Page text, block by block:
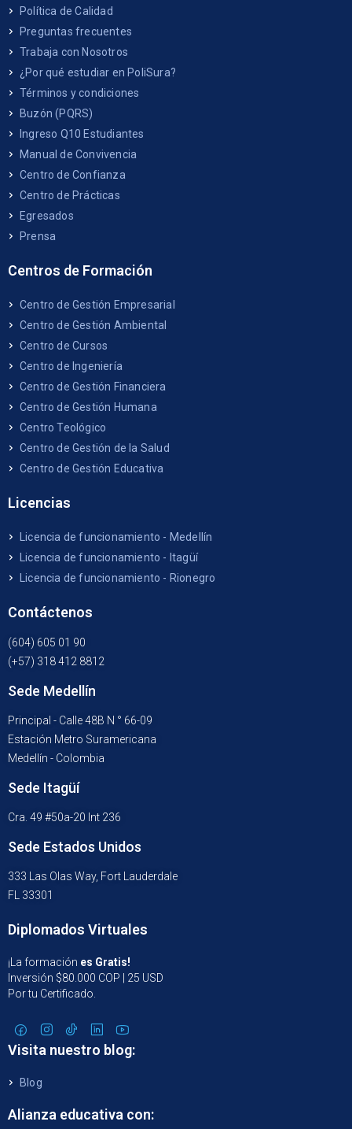
Política de Calidad
Preguntas frecuentes
Trabaja con Nosotros
¿Por qué estudiar en PoliSura?
Términos y condiciones
Buzón (PQRS)
Ingreso Q10 Estudiantes
Manual de Convivencia
Centro de Confianza
Centro de Prácticas
Egresados
Prensa
Centros de Formación
Centro de Gestión Empresarial
Centro de Gestión Ambiental
Centro de Cursos
Centro de Ingeniería
Centro de Gestión Financiera
Centro de Gestión Humana
Centro Teológico
Centro de Gestión de la Salud
Centro de Gestión Educativa
Licencias
Licencia de funcionamiento - Medellín
Licencia de funcionamiento - Itagüí
Licencia de funcionamiento - Rionegro
Contáctenos
(604) 605 01 90
(+57) 318 412 8812
Sede Medellín
Principal - Calle 48B N ° 66-09
Estación Metro Suramericana
Medellín - Colombia
Sede Itagüí
Cra. 49 #50a-20 Int 236
Sede Estados Unidos
333 Las Olas Way, Fort Lauderdale
FL 33301
Diplomados Virtuales
¡La formación es Gratis!
Inversión $80.000 COP | 25 USD
Por tu Certificado.
Visita nuestro blog:
Blog
Alianza educativa con: